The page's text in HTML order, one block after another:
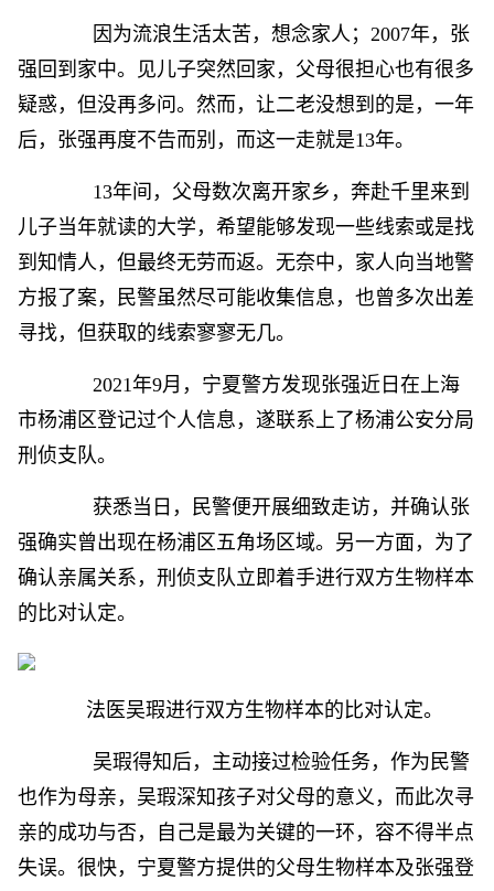
因为流浪生活太苦，想念家人；2007年，张
强回到家中。见儿子突然回家，父母很担心也有很多
疑惑，但没再多问。然而，让二老没想到的是，一年
后，张强再度不告而别，而这一走就是13年。
13年间，父母数次离开家乡，奔赴千里来到
儿子当年就读的大学，希望能够发现一些线索或是找
到知情人，但最终无劳而返。无奈中，家人向当地警
方报了案，民警虽然尽可能收集信息，也曾多次出差
寻找，但获取的线索寥寥无几。
2021年9月，宁夏警方发现张强近日在上海
市杨浦区登记过个人信息，遂联系上了杨浦公安分局
刑侦支队。
获悉当日，民警便开展细致走访，并确认张
强确实曾出现在杨浦区五角场区域。另一方面，为了
确认亲属关系，刑侦支队立即着手进行双方生物样本
的比对认定。
法医吴瑕进行双方生物样本的比对认定。
吴瑕得知后，主动接过检验任务，作为民警
也作为母亲，吴瑕深知孩子对父母的意义，而此次寻
亲的成功与否，自己是最为关键的一环，容不得半点
失误。很快，宁夏警方提供的父母生物样本及张强登